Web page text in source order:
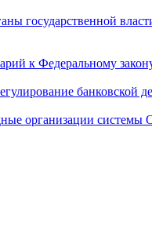
государственной
к Федеральному
банковской
организации